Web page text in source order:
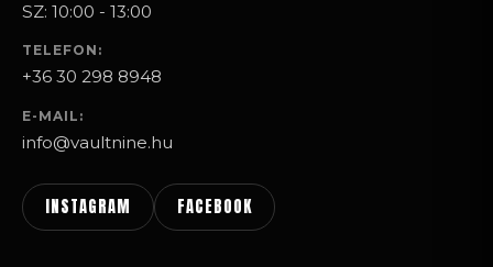
SZ: 10:00 - 13:00
TELEFON:
+36 30 298 8948
E-MAIL:
info@vaultnine.hu
INSTAGRAM FACEBOOK